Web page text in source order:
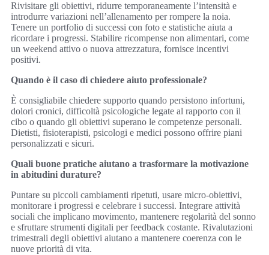
Rivisitare gli obiettivi, ridurre temporaneamente l’intensità e
introdurre variazioni nell’allenamento per rompere la noia.
Tenere un portfolio di successi con foto e statistiche aiuta a
ricordare i progressi. Stabilire ricompense non alimentari, come
un weekend attivo o nuova attrezzatura, fornisce incentivi
positivi.
Quando è il caso di chiedere aiuto professionale?
È consigliabile chiedere supporto quando persistono infortuni,
dolori cronici, difficoltà psicologiche legate al rapporto con il
cibo o quando gli obiettivi superano le competenze personali.
Dietisti, fisioterapisti, psicologi e medici possono offrire piani
personalizzati e sicuri.
Quali buone pratiche aiutano a trasformare la motivazione
in abitudini durature?
Puntare su piccoli cambiamenti ripetuti, usare micro-obiettivi,
monitorare i progressi e celebrare i successi. Integrare attività
sociali che implicano movimento, mantenere regolarità del sonno
e sfruttare strumenti digitali per feedback costante. Rivalutazioni
trimestrali degli obiettivi aiutano a mantenere coerenza con le
nuove priorità di vita.